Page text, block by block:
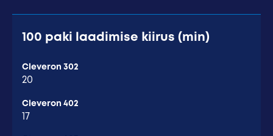
100 paki laadimise kiirus (min)
Cleveron 302
20
Cleveron 402
17